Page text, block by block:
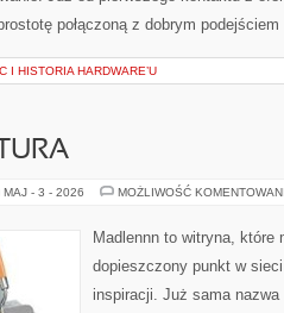
połączoną z dobrym
I HISTORIA HARDWARE’U
MAJ - 3 - 2026 MOŻLIWOŚĆ
Madlennn to witryna, które
dopieszczony punkt w
inspiracji. Już sama